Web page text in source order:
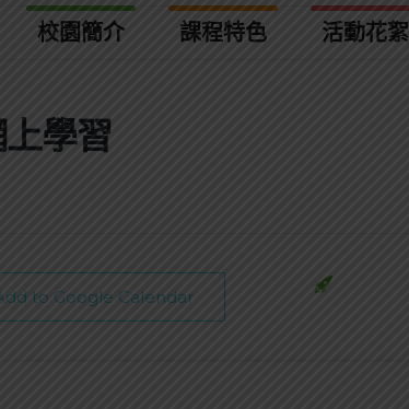
校園簡介 課程特色 活動花絮
學習
to Google Calendar